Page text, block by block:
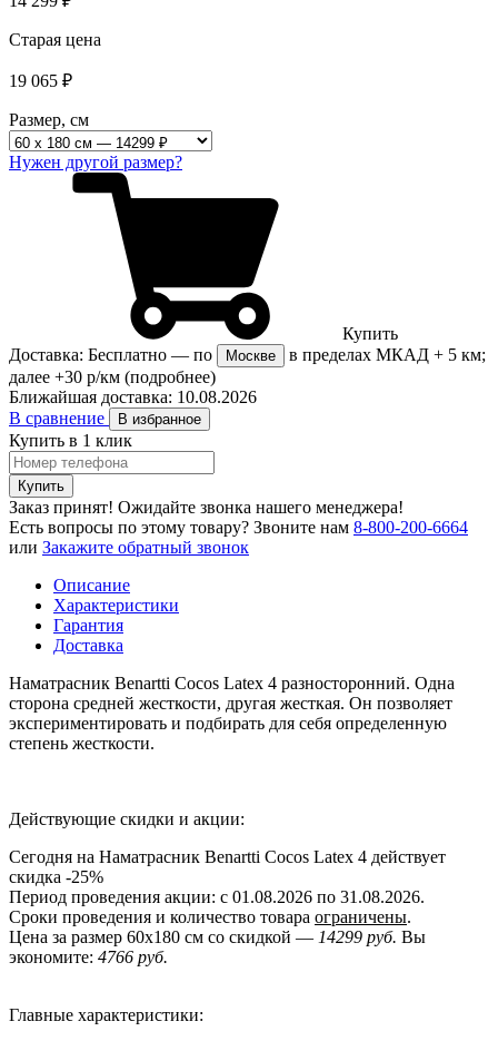
Старая цена
19 065 ₽
Размер, см
Нужен другой размер?
Купить
Доставка: Бесплатно — по Москве
в пределах МКАД + 5 км;
далее +30 р/км (подробнее)
Ближайшая доставка: 10.08.2026
В сравнение
В избранное
Купить в 1 клик
Купить
Заказ принят! Ожидайте звонка нашего менеджера!
Есть вопросы по этому товару? Звоните нам 8-800-200-6664
или Закажите обратный звонок
Описание
Характеристики
Гарантия
Доставка
Наматрасник Benartti Cocos Latex 4 разносторонний. Одна
сторона средней жесткости, другая жесткая. Он позволяет
экспериментировать и подбирать для себя определенную
степень жесткости.
Действующие скидки и акции:
Сегодня на Наматрасник Benartti Cocos Latex 4 действует
скидка -25%
Период проведения акции: с 01.08.2026 по 31.08.2026.
Сроки проведения и количество товара ограничены.
Цена за размер 60x180 см со скидкой — 14299 руб. Вы
экономите: 4766 руб.
Главные характеристики: